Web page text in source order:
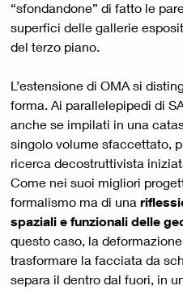
“sfondandone” di fatto le
superfici delle gallerie
del terzo piano.
L’estensione di OMA si
forma. Ai parallelepipedi di
anche se impilati in una
singolo volume sfaccettato,
ricerca decostruttivista
Come nei suoi migliori
formalismo ma di una
spaziali e funzionali delle
questo caso, la
trasformare la facciata da
separa il dentro dal fuori, in